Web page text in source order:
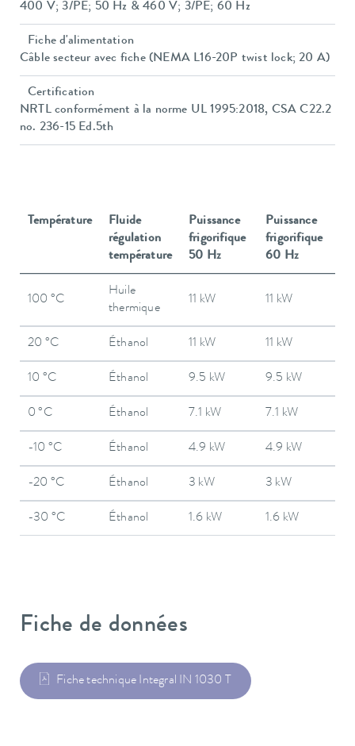
400 V; 3/PE; 50 Hz & 460 V; 3/PE; 60 Hz
Fiche d'alimentation
Câble secteur avec fiche (NEMA L16-20P twist lock; 20 A)
Certification
NRTL conformément à la norme UL 1995:2018, CSA C22.2
no. 236-15 Ed.5th
Température
Fluide
régulation
température
Puissance
frigorifique
50 Hz
Puissance
frigorifique
60 Hz
100 °C
Huile
thermique
11 kW 11 kW
20 °C Éthanol 11 kW 11 kW
10 °C Éthanol 9.5 kW 9.5 kW
0 °C Éthanol 7.1 kW 7.1 kW
-10 °C Éthanol 4.9 kW 4.9 kW
-20 °C Éthanol 3 kW 3 kW
-30 °C Éthanol 1.6 kW 1.6 kW
Fiche de données
Fiche technique Integral IN 1030 T